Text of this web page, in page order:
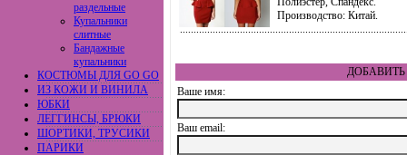
раздельные
Купальники
слитные
Бандажные
купальники
КОСТЮМЫ ДЛЯ GO GO
ИЗ КОЖИ И ВИНИЛА
ЮБКИ
ЛЕГГИНСЫ, БРЮКИ
ШОРТИКИ, ТРУСИКИ
ПАРИКИ
Производство: Китай.
ДОБАВИТЬ
Ваше имя:
Ваш еmail: